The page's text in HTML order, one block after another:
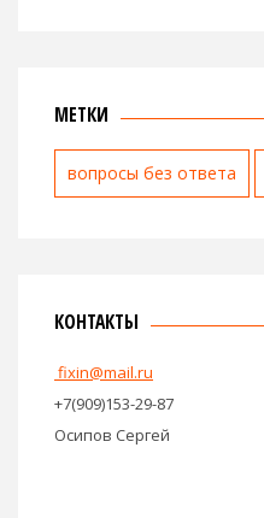
МЕТКИ
вопросы без ответа
КОНТАКТЫ
fixin@mail.ru
+7(909)153-29-87
Осипов Сергей